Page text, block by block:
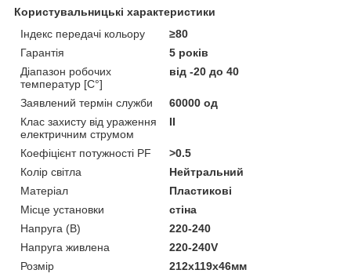
Користувальницькі характеристики
Індекс передачі кольору
≥80
Гарантія
5 років
Діапазон робочих
температур [C°]
від -20 до 40
Заявлений термін служби
60000 од
Клас захисту від ураження
електричним струмом
ІІ
Коефіцієнт потужності PF
>0.5
Колір світла
Нейтральний
Матеріал
Пластикові
Місце установки
стіна
Напруга (В)
220-240
Напруга живлена
220-240V
Розмір
212х119х46мм